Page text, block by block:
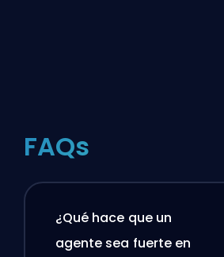
FAQs
¿Qué hace que un
agente sea fuerte en